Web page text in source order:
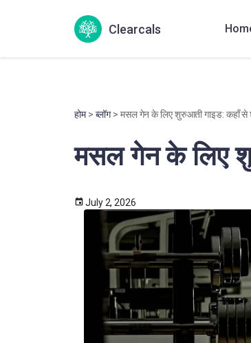
Clearcals
होम> ब्लॉग> मसल गेन के लिए शुरुआती गाइड: कहाँ
मसल गेन के लिए
July 2, 2026